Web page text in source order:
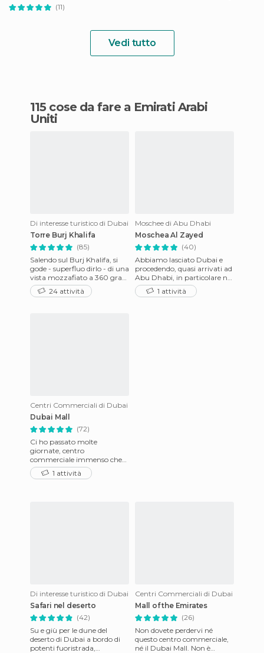
(11)
Vedi tutto
115 cose da fare a Emirati Arabi
Uniti
Di interesse turistico di Dubai
Torre Burj Khalifa
(85)
Salendo sul Burj Khalifa, si
gode - superfluo dirlo - di una
vista mozzafiato a 360 gradi
su Dubai. Un nemmeno
tanto esteso agglom
24 attività
Moschee di Abu Dhabi
Moschea Al Zayed
(40)
Abbiamo lasciato Dubai e
procedendo, quasi arrivati ad
Abu Dhabi, in particolare nel
N 24°30.92 E 54°39.956 e al
margine della str
1 attività
Centri Commerciali di Dubai
Dubai Mall
(72)
Ci ho passato molte
giornate, centro
commerciale immenso che
non annoia mai grazie
anche al fatto di avere il
1 attività
Di interesse turistico di Dubai
Safari nel deserto
(42)
Su e giù per le dune del
deserto di Dubai a bordo di
potenti fuoristrada,
Centri Commerciali di Dubai
Mall of the Emirates
(26)
Non dovete perdervi né
questo centro commerciale,
né il Dubai Mall. Non è